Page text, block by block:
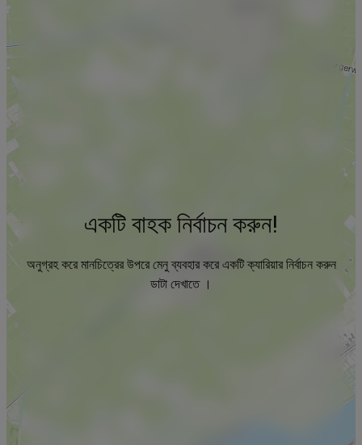
একটি বাহক নির্বাচন করুন!
অনুগ্রহ করে মানচিত্রের উপরে মেনু ব্যবহার করে একটি ক্যারিয়ার নির্বাচন করুন
ডাটা দেখাতে ।